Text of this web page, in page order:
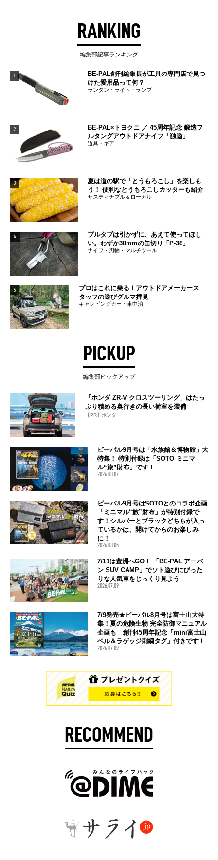
RANKING
編集部記事ランキング
1
BE-PAL創刊編集長が工具の専門店で見つ
けた愛用品って何？
ランタン・ライト・ランプ
2
BE-PAL×トヨクニ ／ 45周年記念 鍛造フ
ルタングアウトドアナイフ「独遊」
道具・ギア
3
夏は道の駅で「とうもろこし」を楽しも
う！ 便利なとうもろこしカッターも紹介
サスティナブル＆ローカル
4
プルタブは引かずに、あえて使ってほし
い。わずか38mmの缶切り「P-38」
ナイフ・刃物・マルチツール
5
プロはこれに乗る！アウトドアメーカース
タッフの遊びグルマ拝見
キャンピングカー・車中泊
PICKUP
編集部ピックアップ
「ホンダ ZR-V クロスツーリング」はたっ
ぷり積める奥行きの長い荷室を装備
【PR】ホンダ
ビーパル9月号は「水族館＆博物館」大
特集！ 特別付録は「SOTO ミニマ
ル“旅”財布」です！
2026.08.07
ビーパル9月号はSOTOとのコラボ企画
「ミニマル“旅”財布」が特別付録で
す！シルバーとブラックどちらが入っ
ているかは、開けてからのお楽しみ
に！
2026.08.05
7/11は豊洲へGO！ 「BE-PAL アーバ
ン SUV CAMP」でソト遊びにぴった
りな人気車をじっくり見よう
2026.07.09
7/9発売★ビーパル8月号は富士山大特
集！夏の危険生物 完全防御マニュアル
企画も 創刊45周年記念「mini富士山
ベル＆ラゲッジ刺繍タグ」付きです！
2026.07.09
RECOMMEND